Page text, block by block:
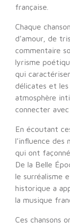
française.
Chaque
d’amour, de
commentaire
lyrisme
qui
délicates et
atmosphère
connecter
En écoutant
l’influence
qui ont
De la Belle
le surréalisme
historique a
la musique
Ces chansons